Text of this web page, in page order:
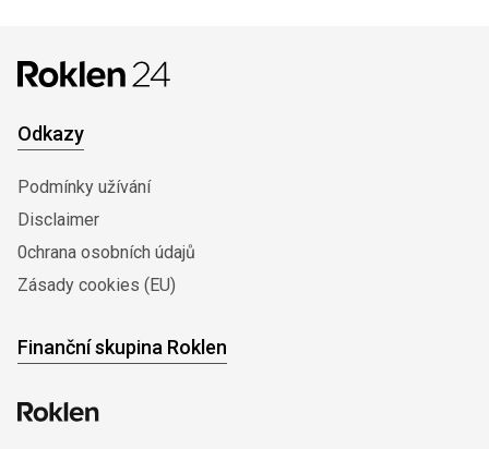
Odkazy
Podmínky užívání
Disclaimer
0chrana osobních údajů
Zásady cookies (EU)
Finanční skupina Roklen